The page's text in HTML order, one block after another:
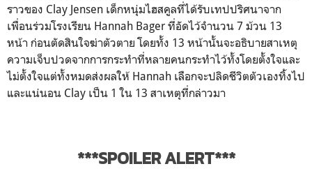
ราวของ Clay Jensen เด็กหนุ่มไฮสคูลที่ได้รับเทปปริศนาจาก
เพื่อนร่วมโรงเรียน Hannah Bager ที่อัดไว้จำนวน 7 ม้วน 13
หน้า ก่อนตัดสินใจฆ่าตัวตาย โดยทั้ง 13 หน้านั้นจะอธิบายสาเหตุ
ความเจ็บปวดจากการกระทำที่หลายคนกระทำไว้ทั้งโดยตั้งใจและ
ไม่ตั้งใจแต่ทั้งหมดส่งผลให้ Hannah เลือกจะปลิดชีวิตตัวเองทิ้งไป
และแน่นอน Clay เป็น 1 ใน 13 สาเหตุที่กล่าวมา
***SPOILER ALERT***